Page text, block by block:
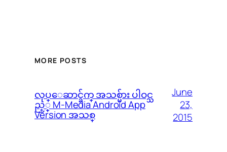
MORE POSTS
လုပ္ေဆာင္ခ်က္ အသစ္မ်ား ပါဝင္သ
ည့္ M-Media Android App
Version အသစ္
June
23,
2015